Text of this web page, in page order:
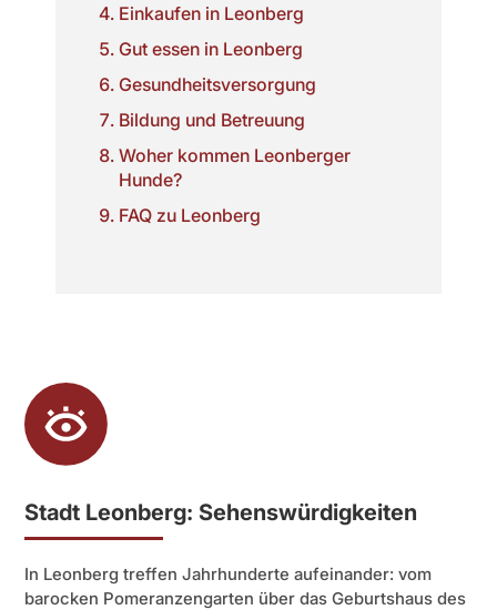
Einkaufen in Leonberg
Gut essen in Leonberg
Gesundheitsversorgung
Bildung und Betreuung
Woher kommen Leonberger
Hunde?
FAQ zu Leonberg
Stadt Leonberg: Sehenswürdigkeiten
In Leonberg treffen Jahrhunderte aufeinander: vom
barocken Pomeranzengarten über das Geburtshaus des